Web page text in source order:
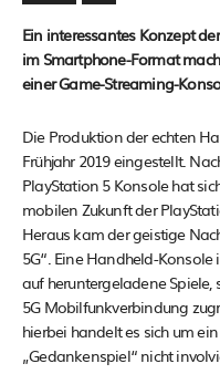
Ein interessantes Konzept
im Smartphone-Format
einer Game-Streaming-
Die Produktion der echten
Frühjahr 2019 eingestellt.
PlayStation 5 Konsole hat
mobilen Zukunft der
Heraus kam der geistige
5G“. Eine Handheld-
auf heruntergeladene
5G Mobilfunkverbindung
hierbei handelt es sich um
„Gedankenspiel“ nicht